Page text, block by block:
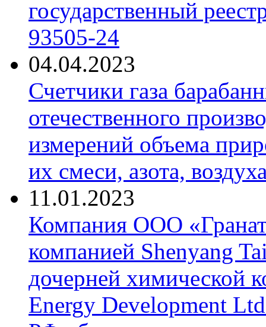
государственный
93505-24
04.04.2023
Счетчики газа
отечественного
измерений объема
их смеси, азота,
11.01.2023
Компания ООО
компанией Shenyang
дочерней химической
Energy Development